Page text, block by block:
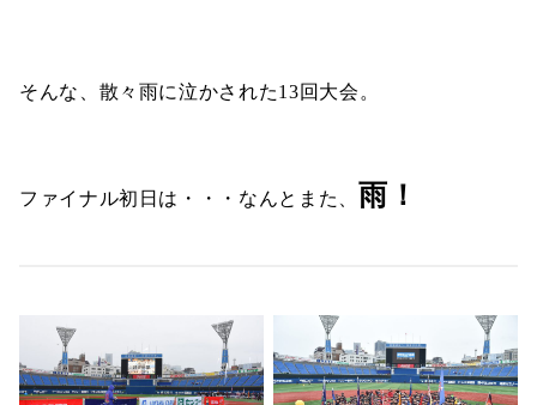
そんな、散々雨に泣かされた13回大会。
ファイナル初日は・・・なんとまた、 雨！